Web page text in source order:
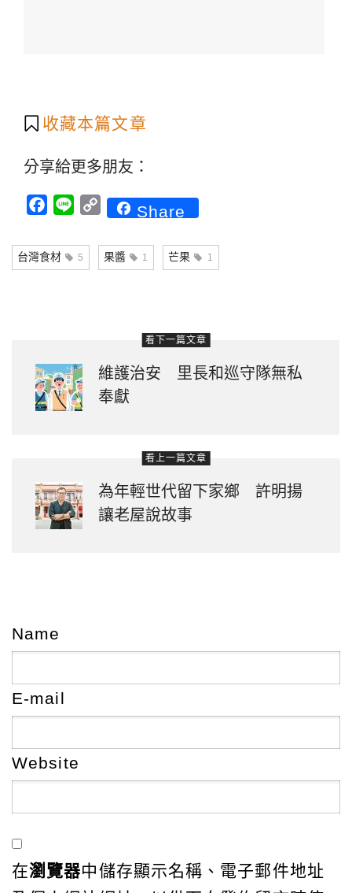
收藏本篇文章
分享給更多朋友：
Facebook
Line CopyShare
台灣食材 5 果醬 1 芒果 1
看下一篇文章
維護治安 里長和巡守隊無私
奉獻
看上一篇文章
為年輕世代留下家鄉 許明揚
讓老屋說故事
Name
E-mail
Website
在瀏覽器中儲存顯示名稱、電子郵件地址